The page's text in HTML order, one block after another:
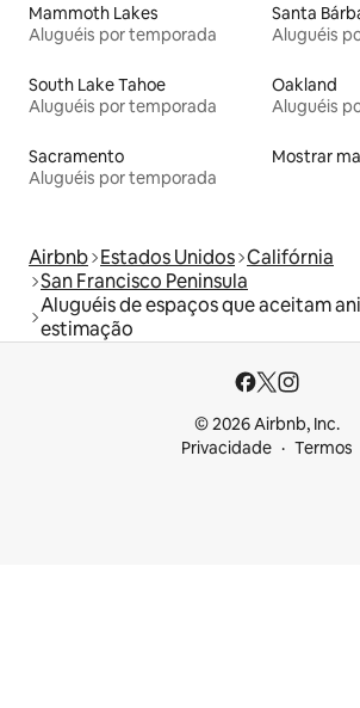
Mammoth Lakes
Aluguéis por temporada
Santa
Aluguéis
South Lake Tahoe
Aluguéis por temporada
Oakland
Aluguéis
Sacramento
Aluguéis por temporada
Mostrar
Airbnb Estados Unidos Califórnia
San Francisco Peninsula
Aluguéis de espaços que aceitam
estimação
© 2026 Airbnb, Inc.
Privacidade
Termos